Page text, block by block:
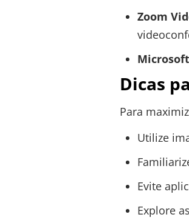
Zoom
Dicas
Para
Utilize
Evite
Explore